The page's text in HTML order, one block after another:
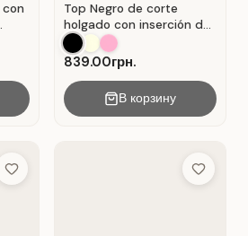
Top Negro de corte
holgado con inserción de
encaje calado.
839.00грн.
В корзину
Add to Wish List Add to